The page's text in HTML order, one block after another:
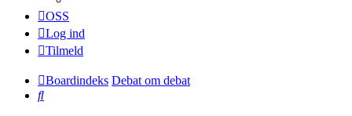
OSS
Log ind
Tilmeld
Boardindeks Debat om debat
Søg